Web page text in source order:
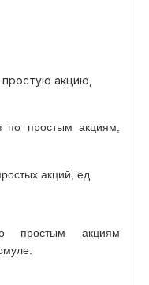
акцию,
простым акциям,
акций, ед.
простым акциям